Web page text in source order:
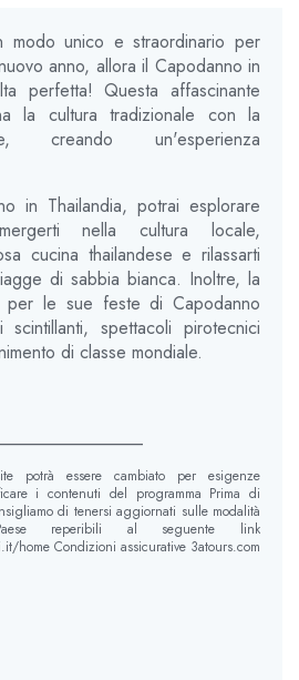
modo unico e straordinario per
anno, allora il Capodanno in
perfetta! Questa affascinante
la cultura tradizionale con la
creando un'esperienza
in Thailandia, potrai esplorare
nella cultura locale,
cucina thailandese e rilassarti
di sabbia bianca. Inoltre, la
per le sue feste di Capodanno
spettacoli pirotecnici
di classe mondiale.
potrà essere cambiato per esigenze
i contenuti del programma Prima di
di tenersi aggiornati sulle modalità
reperibili al seguente link
home Condizioni assicurative 3atours.com